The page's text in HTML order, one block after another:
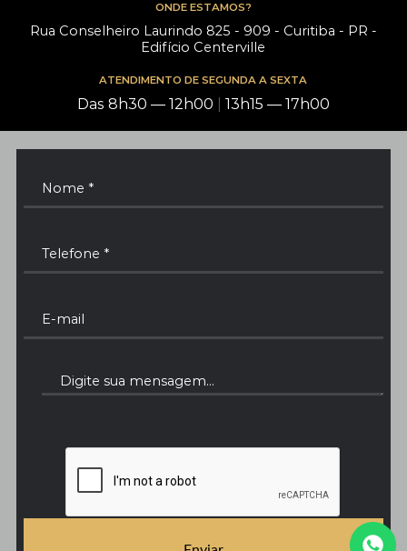
ONDE ESTAMOS?
Rua Conselheiro Laurindo 825 - 909 - Curitiba - PR -
Edifício Centerville
ATENDIMENTO DE SEGUNDA A SEXTA
Das 8h30 — 12h00 13h15 — 17h00